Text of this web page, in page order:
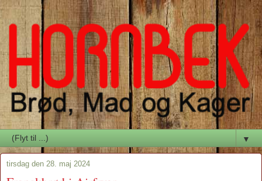
▼
tirsdag den 28. maj 2024